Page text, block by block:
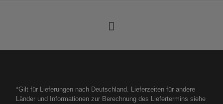
*Gilt für Lieferungen nach Deutschland. Lieferzeiten für andere
Länder und Informationen zur Berechnung des Liefertermins siehe